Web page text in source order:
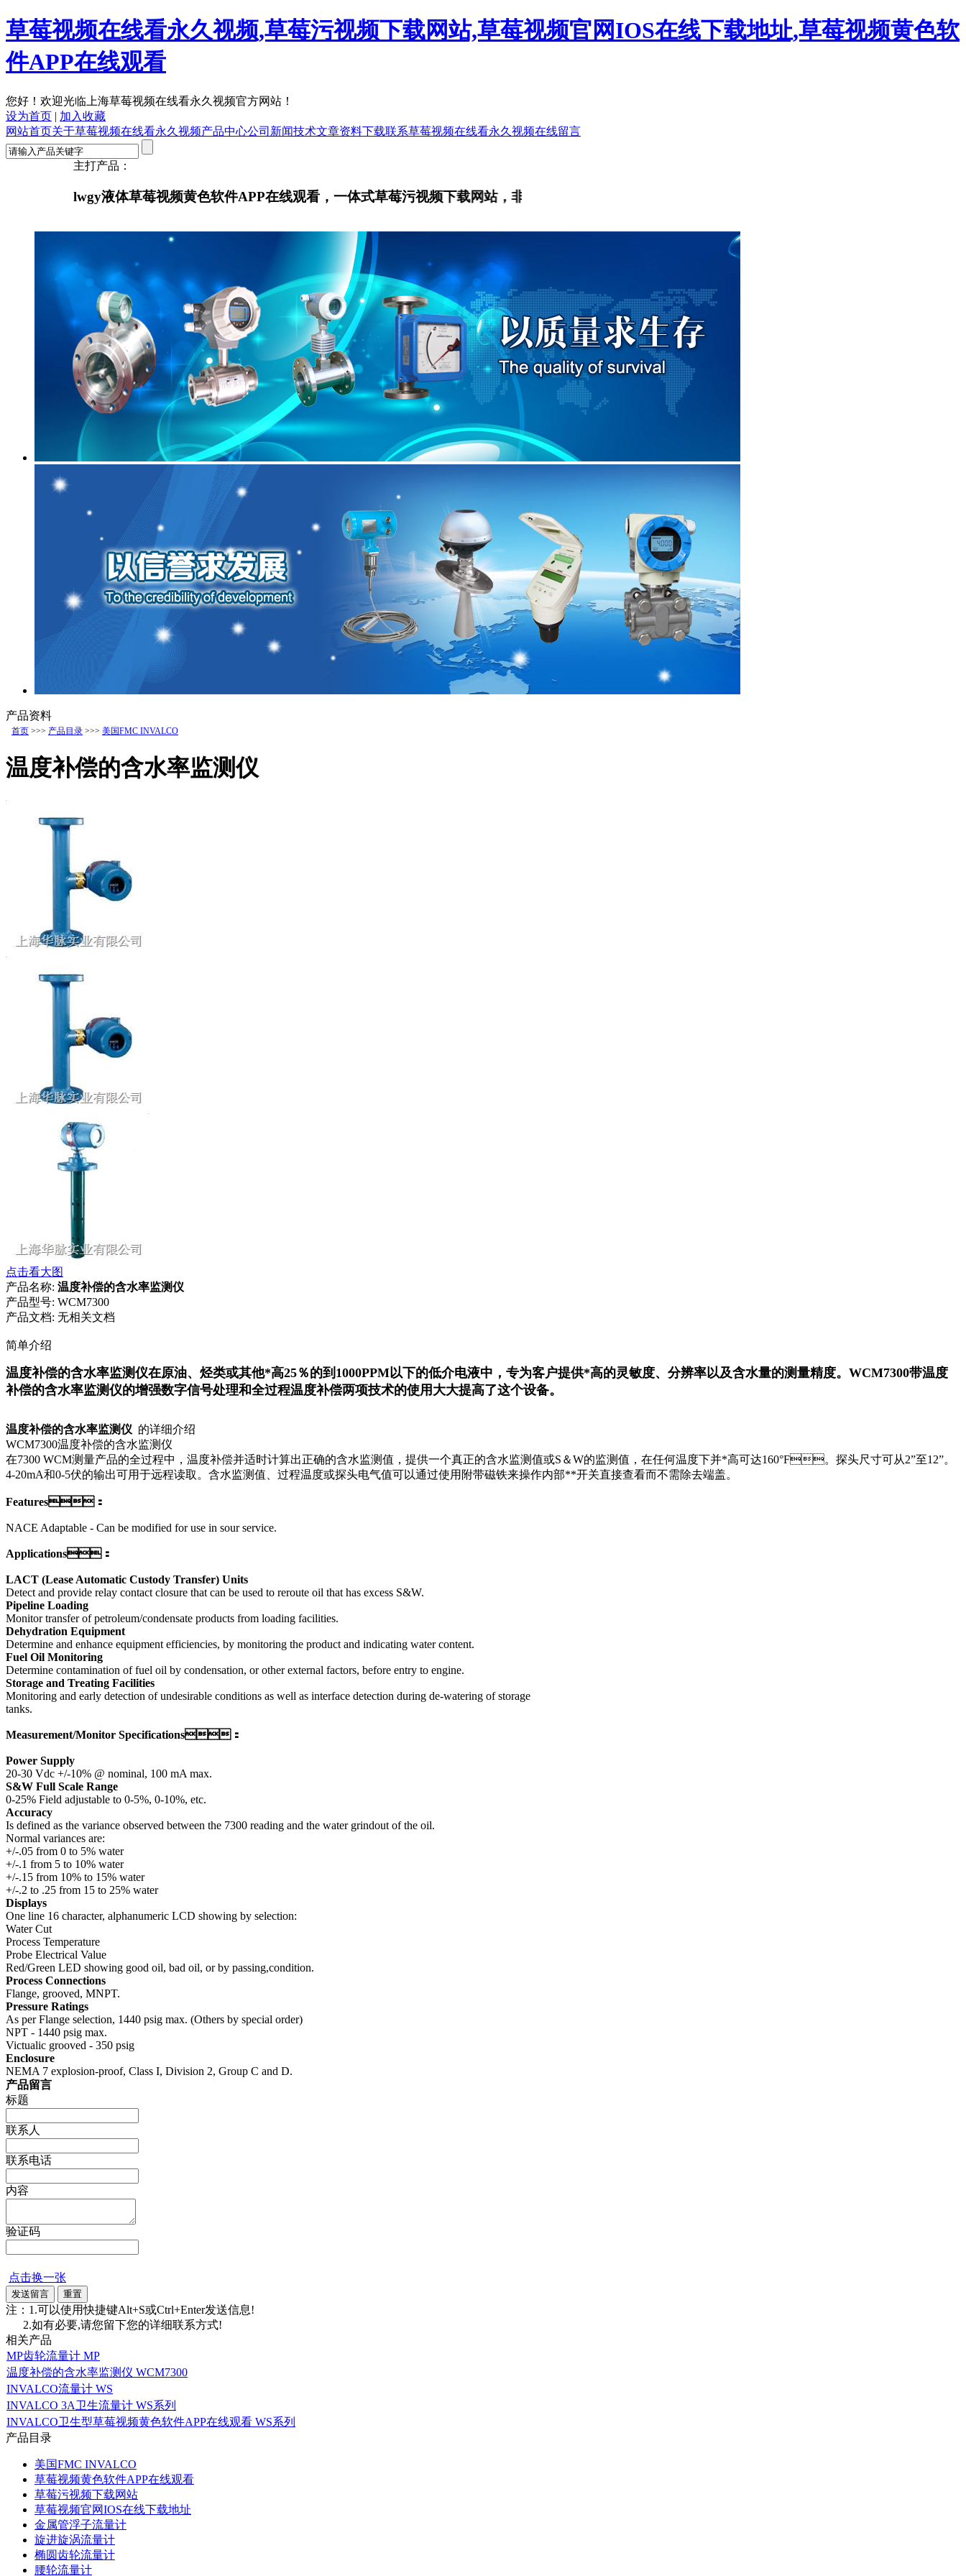
草莓视频在线看永久视频,草莓污视频下载网站,草莓视频官网IOS在线下载地址,草莓视频黄色软
件APP在线观看
您好！欢迎光临上海草莓视频在线看永久视频官方网站！
设为首页 | 加入收藏
网站首页关于草莓视频在线看永久视频产品中心公司新闻技术文章资料下载联系草莓视频在线看永久视频在线留言
主打产品：
lwgy液体草莓视频黄色软件APP在线观看，一体式草莓污视频下载网站，非接触式流量计，气体流量计，草莓视频官网IOS在线下载地址，金属浮子
产品资料
首页 >>> 产品目录 >>> 美国FMC INVALCO
温度补偿的含水率监测仪
点击看大图
产品名称: 温度补偿的含水率监测仪
产品型号: WCM7300
产品文档: 无相关文档
简单介绍
温度补偿的含水率监测仪在原油、烃类或其他*高25％的到1000PPM以下的低介电液中，专为客户提供*高的灵敏度、分辨率以及含水量的测量精度。WCM7300带温度
补偿的含水率监测仪的增强数字信号处理和全过程温度补偿两项技术的使用大大提高了这个设备。
温度补偿的含水率监测仪 的详细介绍
WCM7300温度补偿的含水监测仪
在7300 WCM测量产品的全过程中 ，温度补偿并适时计算出正确的含水监测值 ， 提供一个真正的含水监测值或S ＆W的监测值， 在任何温度下并*高可达160°F。探头尺寸可从2”至12”。
4-20mA和0-5伏的输出可用于远程读取。含水监测值、过程温度或探头电气值可以通过使用附带磁铁来操作内部**开关直接查看而不需除去端盖。
Features：
NACE Adaptable - Can be modified for use in sour service.
Applications：
LACT (Lease Automatic Custody Transfer) Units
Detect and provide relay contact closure that can be used to reroute oil that has excess S&W.
Pipeline Loading
Monitor transfer of petroleum/condensate products from loading facilities.
Dehydration Equipment
Determine and enhance equipment efficiencies, by monitoring the product and indicating water content.
Fuel Oil Monitoring
Determine contamination of fuel oil by condensation, or other external factors, before entry to engine.
Storage and Treating Facilities
Monitoring and early detection of undesirable conditions as well as interface detection during de-watering of storage
tanks.
Measurement/Monitor Specifications：
Power Supply
20-30 Vdc +/-10% @ nominal, 100 mA max.
S&W Full Scale Range
0-25% Field adjustable to 0-5%, 0-10%, etc.
Accuracy
Is defined as the variance observed between the 7300 reading and the water grindout of the oil.
Normal variances are:
+/-.05 from 0 to 5% water
+/-.1 from 5 to 10% water
+/-.15 from 10% to 15% water
+/-.2 to .25 from 15 to 25% water
Displays
One line 16 character, alphanumeric LCD showing by selection:
Water Cut
Process Temperature
Probe Electrical Value
Red/Green LED showing good oil, bad oil, or by passing,condition.
Process Connections
Flange, grooved, MNPT.
Pressure Ratings
As per Flange selection, 1440 psig max. (Others by special order)
NPT - 1440 psig max.
Victualic grooved - 350 psig
Enclosure
NEMA 7 explosion-proof, Class I, Division 2, Group C and D.
产品留言
标题
联系人
联系电话
内容
验证码
点击换一张
注：1.可以使用快捷键Alt+S或Ctrl+Enter发送信息!
2.如有必要,请您留下您的详细联系方式!
相关产品
MP齿轮流量计 MP
温度补偿的含水率监测仪 WCM7300
INVALCO流量计 WS
INVALCO 3A卫生流量计 WS系列
INVALCO卫生型草莓视频黄色软件APP在线观看 WS系列
产品目录
美国FMC INVALCO
草莓视频黄色软件APP在线观看
草莓污视频下载网站
草莓视频官网IOS在线下载地址
金属管浮子流量计
旋进旋涡流量计
椭圆齿轮流量计
腰轮流量计